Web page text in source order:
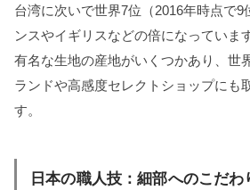
台湾に次いで世界7位（2016年時点で9
ンスやイギリスなどの倍になっていま
有名な生地の産地がいくつかあり、世
ランドや高感度セレクトショップにも
す。
日本の職人技：細部へのこだわ